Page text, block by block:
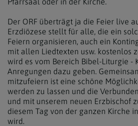
Der ORF überträgt ja die Feier live
Erzdiözese stellt für alle, die ein
Feiern organisieren, auch ein
mit allen Liedtexten usw. kostenlos
wird es vom Bereich Bibel-Liturgie -
Anregungen dazu geben.
mitzufeiern ist eine schöne
werden zu lassen und die
und mit unserem neuen Erzbischof
diesem Tag von der ganzen Kirche
wird.